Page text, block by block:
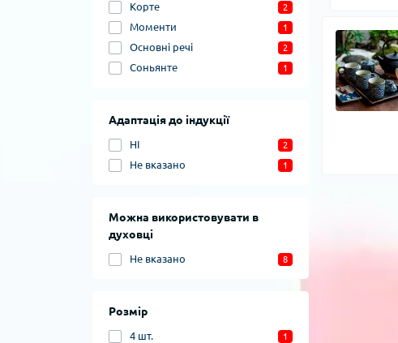
Корте 2
Моменти 1
Основні речі 2
Соньянте 1
Адаптація до індукції
НІ 2
Не вказано 1
Можна використовувати в
духовці
Не вказано 8
Розмір
4 шт. 1